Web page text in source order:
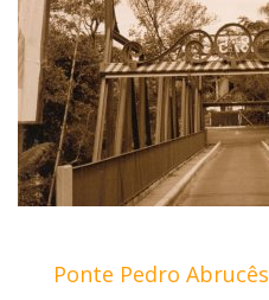
Ponte Pedro Abrucês